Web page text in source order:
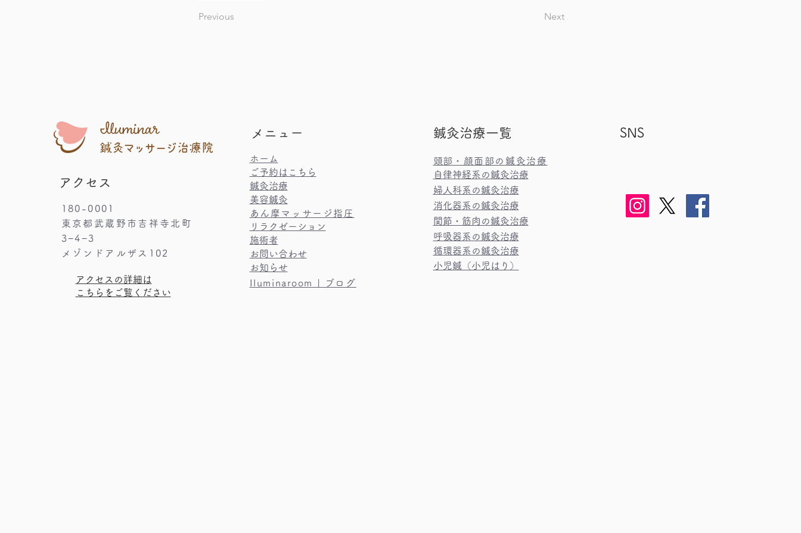
Previous Next
アクセス
180-0001​
東京都武蔵野市吉祥寺北町
3−4−3
メゾンドアルザス102
​アクセスの詳細は
こちらをご覧ください
メニュー
​ホーム
​ご予約はこちら
鍼灸治療
美容鍼灸
あん摩マッサージ指圧​
リラクゼーション
​施術者
お問い合わせ
​お知らせ
Iluminaroom | ブログ
鍼灸治療一覧
​頭部・顔面部の鍼灸治療
自律神経系の鍼灸治療
婦人科系の鍼灸治療
消化器系の鍼灸治療
関節・筋肉の鍼灸治療
呼吸器系の鍼灸治療
循環器系の鍼灸治療
小児鍼（小児はり）
SNS